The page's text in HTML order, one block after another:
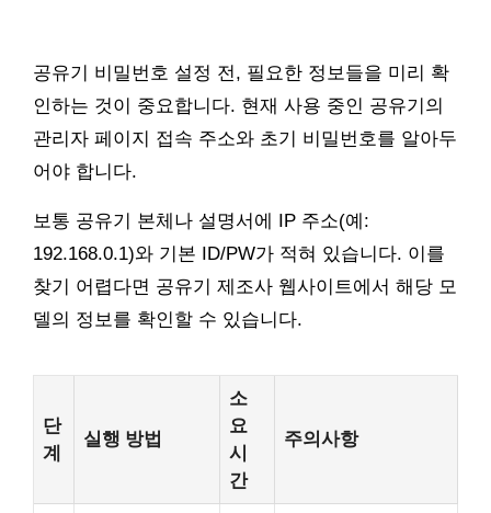
공유기 비밀번호 설정 전, 필요한 정보들을 미리 확
인하는 것이 중요합니다. 현재 사용 중인 공유기의
관리자 페이지 접속 주소와 초기 비밀번호를 알아두
어야 합니다.
보통 공유기 본체나 설명서에 IP 주소(예:
192.168.0.1)와 기본 ID/PW가 적혀 있습니다. 이를
찾기 어렵다면 공유기 제조사 웹사이트에서 해당 모
델의 정보를 확인할 수 있습니다.
단
계
실행 방법
소
요
시
간
주의사항